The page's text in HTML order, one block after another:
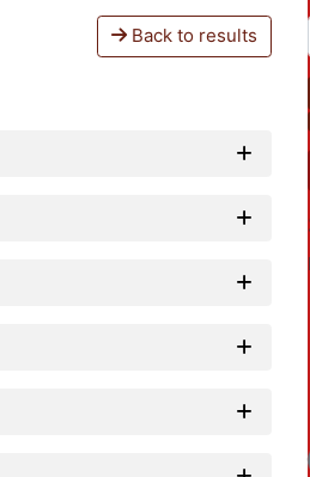
Back to results